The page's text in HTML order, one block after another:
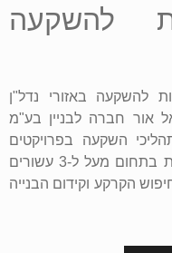
להשקעה
להשקעה באזורי נדל"ן
אור חברה לבניין בע"מ
השקעה בפרויקטים
חדשים בתחום הנדל"ן. החברה פועלת בתחום מעל ל-3 עשורים
הקרקע וקידום הבנייה